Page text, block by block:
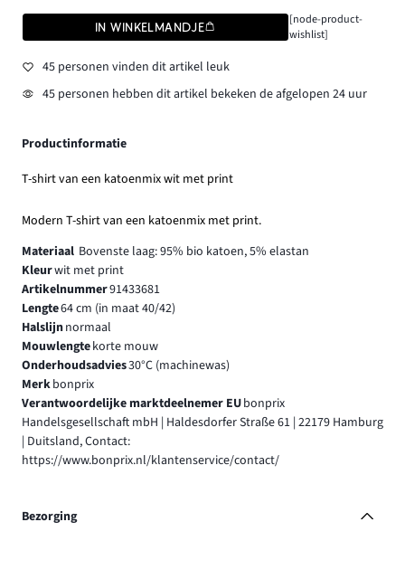
IN WINKELMANDJE
[node-product-
wishlist]
45 personen vinden dit artikel leuk
45 personen hebben dit artikel bekeken de afgelopen 24 uur
Productinformatie
T-shirt van een katoenmix wit met print
Modern T-shirt van een katoenmix met print.
Materiaal Bovenste laag: 95% bio katoen, 5% elastan
Kleurwit met print
Artikelnummer91433681
Lengte64 cm (in maat 40/42)
Halslijnnormaal
Mouwlengtekorte mouw
Onderhoudsadvies30°C (machinewas)
Merkbonprix
Verantwoordelijke marktdeelnemer EUbonprix
Handelsgesellschaft mbH | Haldesdorfer Straße 61 | 22179 Hamburg
| Duitsland, Contact:
https://www.bonprix.nl/klantenservice/contact/
Bezorging